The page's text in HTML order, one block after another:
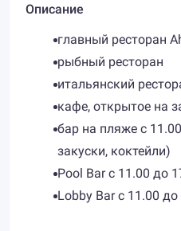
Описание
главный ресторан
рыбный ресторан
итальянский
кафе, открытое на
бар на пляже с
закуски, коктейли)
Pool Bar с 11.00 до
Lobby Bar с 11.00